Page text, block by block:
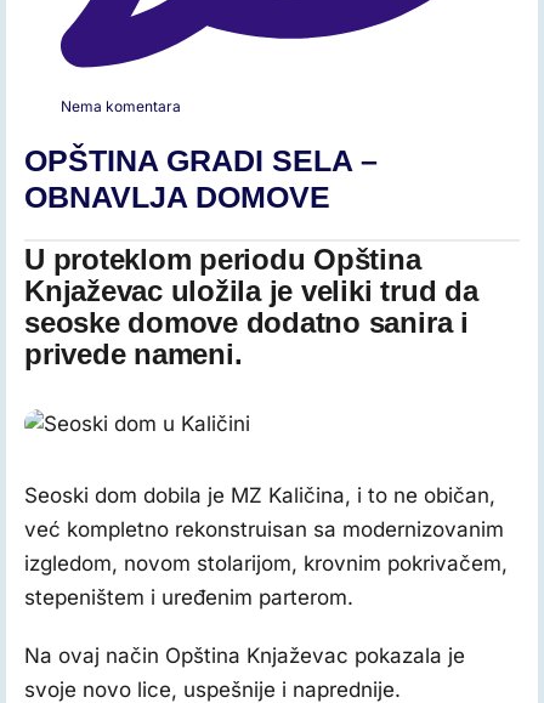
Nema komentara
OPŠTINA GRADI SELA –
OBNAVLJA DOMOVE
U proteklom periodu Opština
Knjaževac uložila je veliki trud da
seoske domove dodatno sanira i
privede nameni.
Seoski dom dobila je MZ Kaličina, i to ne običan,
već kompletno rekonstruisan sa modernizovanim
izgledom, novom stolarijom, krovnim pokrivačem,
stepeništem i uređenim parterom.
Na ovaj način Opština Knjaževac pokazala je
svoje novo lice, uspešnije i naprednije.